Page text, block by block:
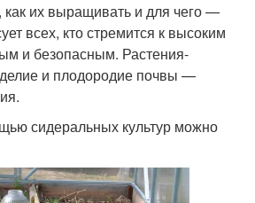
как их выращивать и для чего —
всех, кто стремится к высоким
и безопасным. Растения-
и плодородие почвы —
сидеральных культур можно